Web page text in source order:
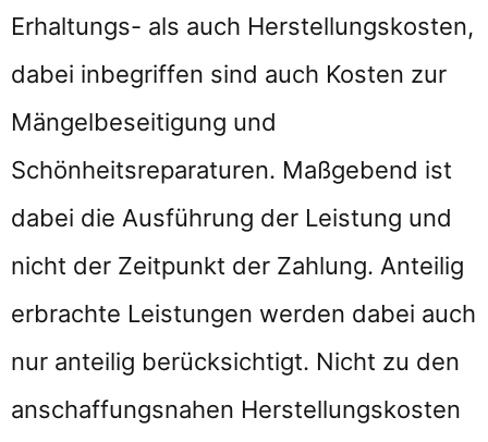
Erhaltungs- als auch Herstellungskosten,
dabei inbegriffen sind auch Kosten zur
Mängelbeseitigung und
Schönheitsreparaturen. Maßgebend ist
dabei die Ausführung der Leistung und
nicht der Zeitpunkt der Zahlung. Anteilig
erbrachte Leistungen werden dabei auch
nur anteilig berücksichtigt. Nicht zu den
anschaffungsnahen Herstellungskosten